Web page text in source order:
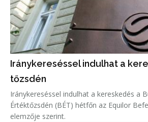
Iránykereséssel indulhat a
tőzsdén
Iránykereséssel indulhat a kereskedés a
Értéktőzsdén (BÉT) hétfőn az Equilor
elemzője szerint.